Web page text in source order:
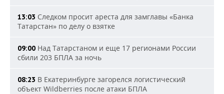
13:03 Следком просит ареста для замглавы «Банка
Татарстан» по делу о взятке
09:00 Над Татарстаном и еще 17 регионами России
сбили 203 БПЛА за ночь
08:23 В Екатеринбурге загорелся логистический
объект Wildberries после атаки БПЛА